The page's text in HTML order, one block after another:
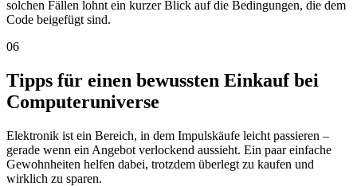
solchen Fällen lohnt ein kurzer Blick auf die Bedingungen, die dem
Code beigefügt sind.
06
Tipps für einen bewussten Einkauf bei
Computeruniverse
Elektronik ist ein Bereich, in dem Impulskäufe leicht passieren –
gerade wenn ein Angebot verlockend aussieht. Ein paar einfache
Gewohnheiten helfen dabei, trotzdem überlegt zu kaufen und
wirklich zu sparen.